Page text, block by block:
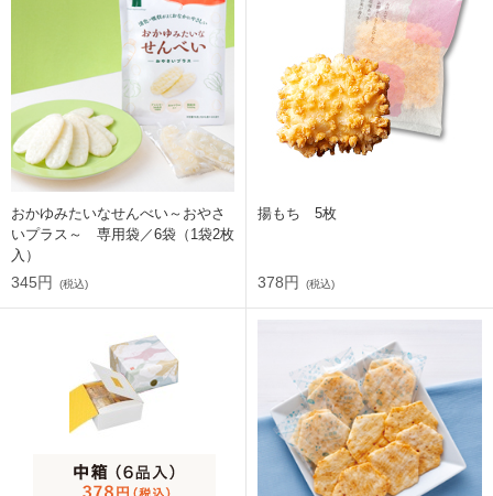
おかゆみたいなせんべい～おやさ
いプラス～ 専用袋／6袋（1袋2枚
入）
345円 (税込)
揚もち 5枚
378円 (税込)